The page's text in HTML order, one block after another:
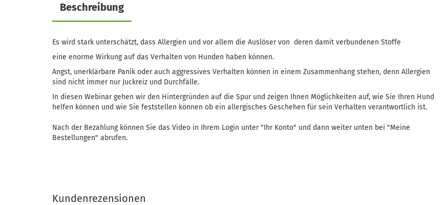
Beschreibung
Es wird stark unterschätzt, dass Allergien und vor allem die Auslöser von deren damit verbundenen Stoffe
eine enorme Wirkung auf das Verhalten von Hunden haben können.
Angst, unerklärbare Panik oder auch aggressives Verhalten können in einem Zusammenhang stehen, denn Allergien
sind nicht immer nur Juckreiz und Durchfälle.
In diesen Webinar gehen wir den Hintergründen auf die Spur und zeigen Ihnen Möglichkeiten auf, wie Sie Ihren Hund
helfen können und wie Sie feststellen können ob ein allergisches Geschehen für sein Verhalten verantwortlich ist.
Nach der Bezahlung können Sie das Video in Ihrem Login unter "Ihr Konto" und dann weiter unten bei "Meine
Bestellungen" abrufen.
Kundenrezensionen